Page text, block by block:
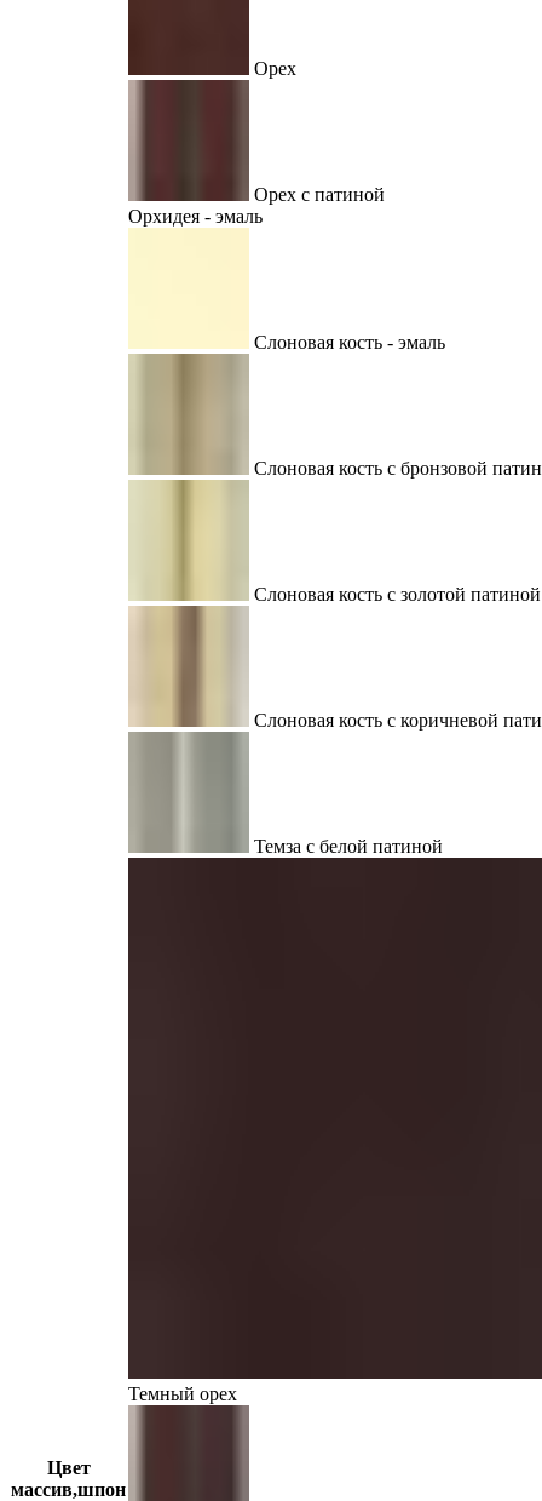
Цвет
массив,шпон
Орех
Орех с патиной
Орхидея - эмаль
Слоновая кость - эмаль
Слоновая кость с бронзовой
Слоновая кость с золотой патиной
Слоновая кость с коричневой
Темза с белой патиной
Темный орех